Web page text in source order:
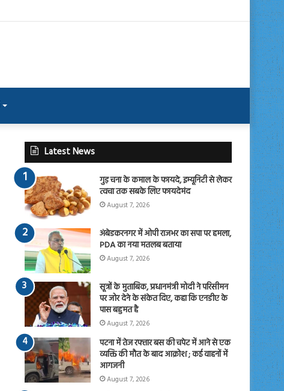
Latest News
गुड़ चना के कमाल के फायदे, इम्यूनिटी से लेकर
त्वचा तक सबके लिए फायदेमंद
August 7, 2026
अंबेडकरनगर में ओपी राजभर का सपा पर हमला,
PDA का नया मतलब बताया
August 7, 2026
सूत्रों के मुताबिक, प्रधानमंत्री मोदी ने परिसीमन
पर जोर देने के संकेत दिए, कहा कि एनडीए के
पास बहुमत है
August 7, 2026
पटना में तेज रफ्तार बस की चपेट में आने से एक
व्यक्ति की मौत के बाद आक्रोश ; कई वाहनों में
आगजनी
August 7, 2026